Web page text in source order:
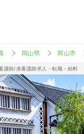
岡山県 岡山市
護師/准看護師求人・転職・給料